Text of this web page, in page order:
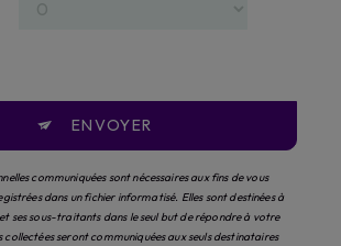
ENVOYER
communiquées sont nécessaires aux fins de vous
dans un fichier informatisé. Elles sont destinées à
ses sous-traitants dans le seul but de répondre à votre
collectées seront communiquées aux seuls destinataires